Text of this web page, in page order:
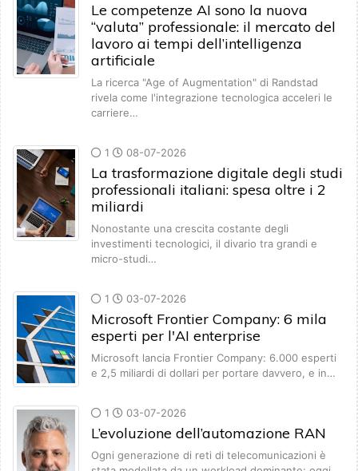
Le competenze AI sono la nuova
“valuta” professionale: il mercato del
lavoro ai tempi dell’intelligenza
artificiale
La ricerca "Age of Augmentation" di Randstad
rivela come l'integrazione tecnologica acceleri le
carriere…
1 08-07-2026
La trasformazione digitale degli studi
professionali italiani: spesa oltre i 2
miliardi
Nonostante una crescita costante degli
investimenti tecnologici, il divario tra grandi e
micro-studi…
1 03-07-2026
Microsoft Frontier Company: 6 mila
esperti per l'AI enterprise
Microsoft lancia Frontier Company: 6.000 esperti
e 2,5 miliardi di dollari per portare davvero, e in…
1 03-07-2026
L’evoluzione dell’automazione RAN
Ogni generazione di reti di telecomunicazioni è